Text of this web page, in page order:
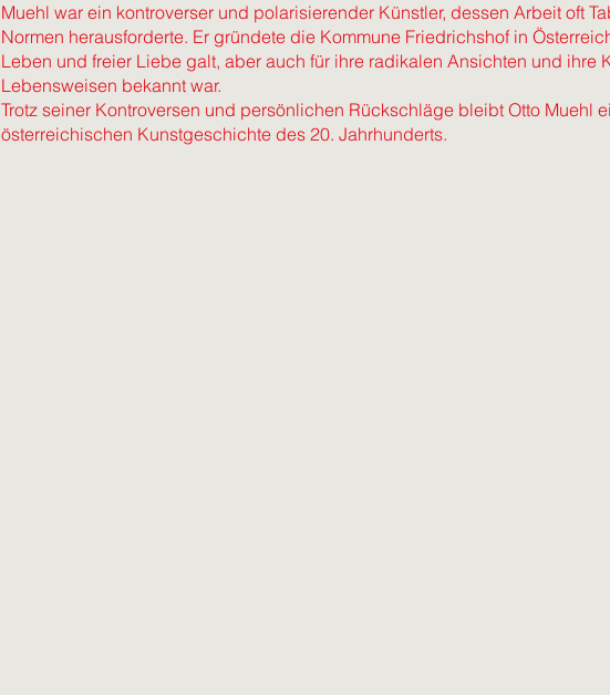
Muehl war ein kontroverser und polarisierender Künstler, dessen Arbeit oft
Normen herausforderte. Er gründete die Kommune Friedrichshof in
Leben und freier Liebe galt, aber auch für ihre radikalen Ansichten und ihre
Lebensweisen bekannt war.
Trotz seiner Kontroversen und persönlichen Rückschläge bleibt Otto Muehl
österreichischen Kunstgeschichte des 20. Jahrhunderts.